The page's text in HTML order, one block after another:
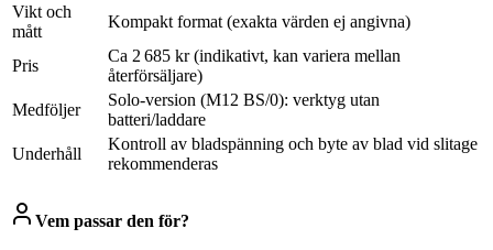
Vikt och
mått
Kompakt format (exakta värden ej angivna)
Pris
Ca 2 685 kr (indikativt, kan variera mellan
återförsäljare)
Medföljer
Solo-version (M12 BS/0): verktyg utan
batteri/laddare
Underhåll
Kontroll av bladspänning och byte av blad vid slitage
rekommenderas
Vem passar den för?